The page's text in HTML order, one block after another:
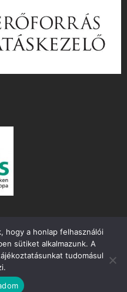
mente.hu
hogy a honlap felhasználói
sütiket alkalmazunk. A
tudomásul